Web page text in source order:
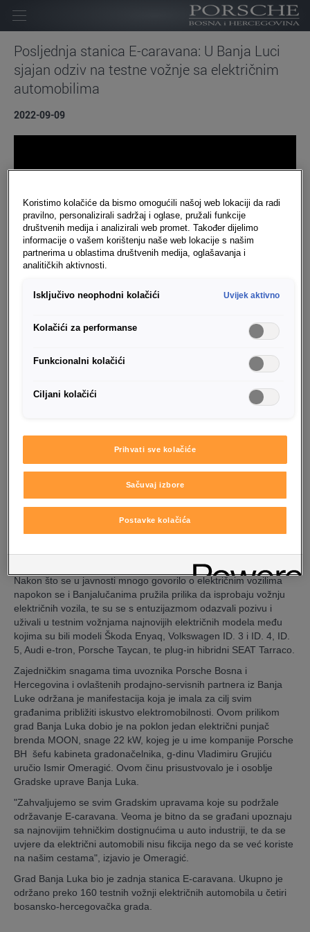
Početna
Kompanija
Posljednja stanica E-caravana: U Banja Luci
sjajan odziv na testne vožnje sa električnim
automobilima
2022-09-09
- Nakon Mostara, Tuzle i Brčkog, E-caravan
je 8.9. boravio u Banja Luci. Događaj je u prisustvu mnogih
Nakon što se u javnosti mnogo govorilo o električnim vozilima
napokon se i Banjalučanima pružila prilika da isprobaju vožnju
električnih vozila, te su se s entuzijazmom odazvali pozivu i
uživali u testnim vožnjama najnovijih električnih modela među
kojima su bili modeli Škoda Enyaq, Volkswagen ID. 3 i ID. 4, ID.
5, Audi e-tron, Porsche Taycan, te plug-in hibridni SEAT Tarraco.
Zajedničkim snagama tima uvoznika Porsche Bosna i
Hercegovina i ovlaštenih prodajno-servisnih partnera iz Banja
Luke održana je manifestacija koja je imala za cilj svim
građanima približiti iskustvo elektromobilnosti. Ovom prilikom
grad Banja Luka dobio je na poklon jedan električni punjač
brenda MOON, snage 22 kW, kojeg je u ime kompanije Porsche
BH šefu kabineta gradonačelnika, g-dinu Vladimiru Grujiću
uručio Ismir Omeragić. Ovom činu prisustvovalo je i osoblje
Gradske uprave Banja Luka.
"Zahvaljujemo se svim Gradskim upravama koje su podržale
održavanje E-caravana. Veoma je bitno da se građani upoznaju
sa najnovijim tehničkim dostignućima u auto industriji, te da se
uvjere da električni automobili nisu fikcija nego da se već koriste
na našim cestama", izjavio je Omeragić.
Grad Banja Luka bio je zadnja stanica E-caravana. Ukupno je
održano preko 160 testnih vožnji električnih automobila u četiri
bosansko-hercegovačka grada.
Koristimo kolačiće da bismo omogućili našoj web lokaciji da radi
pravilno, personalizirali sadržaj i oglase, pružali funkcije
društvenih medija i analizirali web promet. Također dijelimo
informacije o vašem korištenju naše web lokacije s našim
partnerima u oblastima društvenih medija, oglašavanja i
analitičkih aktivnosti.
Isključivo neophodni kolačići Uvijek aktivno
Kolačići za performanse
Funkcionalni kolačići
Ciljani kolačići
Prihvati sve kolačiće
Sačuvaj izbore
Postavke kolačića